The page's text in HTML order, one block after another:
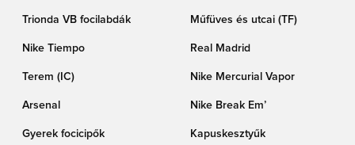
Trionda VB focilabdák Műfüves és utcai (TF)
Nike Tiempo Real Madrid
Terem (IC) Nike Mercurial Vapor
Arsenal Nike Break Em’
Gyerek focicipők Kapuskesztyűk